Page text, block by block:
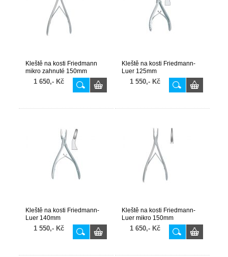
Kleště na kosti Friedmann
mikro zahnuté 150mm
1 650,- Kč
Kleště na kosti Friedmann-
Luer 125mm
1 550,- Kč
Kleště na kosti Friedmann-
Luer 140mm
1 550,- Kč
Kleště na kosti Friedmann-
Luer mikro 150mm
1 650,- Kč